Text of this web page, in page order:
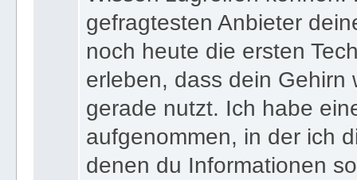
gefragtesten Anbieter
noch heute die ersten
erleben, dass dein Gehirn
gerade nutzt. Ich habe
aufgenommen, in der ich
denen du Informationen